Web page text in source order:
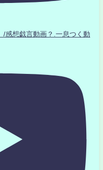
想戯言動画？.一息つく動